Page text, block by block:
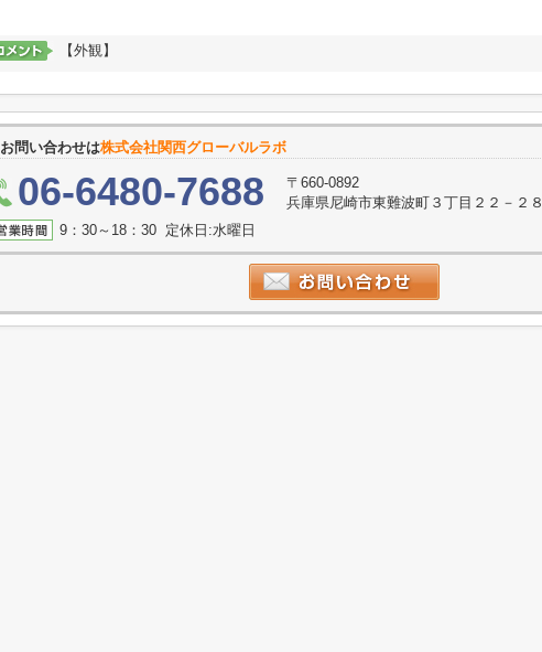
【外観】
お問い合わせは株式会社関西グローバルラボ
06-6480-7688
〒660-0892
兵庫県尼崎市東難波町３丁目２２－２８
9：30～18：30 定休日:水曜日